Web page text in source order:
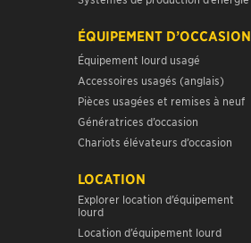
ÉQUIPEMENT D’OCCASION
Équipement lourd usagé
Accessoires usagés (anglais)
Pièces usagées et remises à neuf
Génératrices d’occasion
Chariots élévateurs d’occasion
LOCATION
Explorer location d’équipement
lourd
Location d’équipement lourd